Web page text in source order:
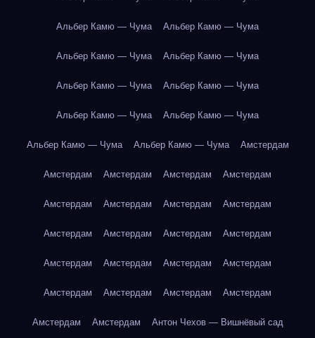
Альбер Камю — Чума Альбер Камю — Чума
Альбер Камю — Чума Альбер Камю — Чума
Альбер Камю — Чума Альбер Камю — Чума
Альбер Камю — Чума Альбер Камю — Чума
Альбер Камю — Чума Альбер Камю — Чума Амстердам
Амстердам Амстердам Амстердам Амстердам
Амстердам Амстердам Амстердам Амстердам
Амстердам Амстердам Амстердам Амстердам
Амстердам Амстердам Амстердам Амстердам
Амстердам Амстердам Амстердам Амстердам
Амстердам Амстердам Антон Чехов — Вишнёвый сад